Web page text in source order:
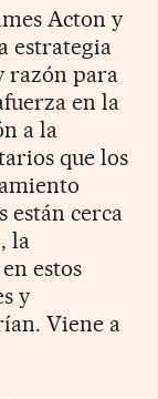
Acton y
estrategia
razón para
en la
a la
que los
están cerca
la
estos
y
Viene a